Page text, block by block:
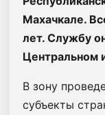
Махачкале.
лет. Службу
Центральном
В зону
субъекты